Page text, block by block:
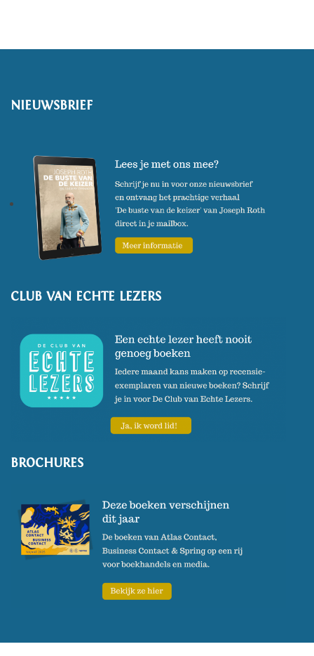
januari 2022 het succesvolle
nieuwste werk 'Achtervolgd
door de staatsmaffia'.
(Foto: Peter Lindbergh)
NIEUWSBRIEF
CLUB VAN ECHTE LEZERS
BROCHURES